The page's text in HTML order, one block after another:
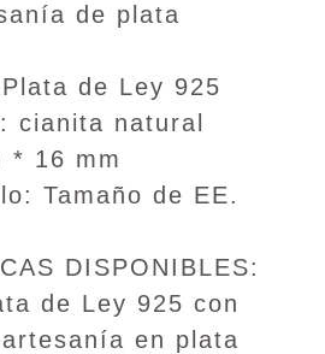
de plata
de Ley 925
cianita natural
* 16 mm
Tamaño de EE.
DISPONIBLES:
de Ley 925 con
en plata